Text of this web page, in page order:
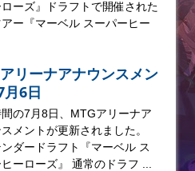
ーズ』ドラフトで開催された
ー『マーベル スーパーヒー
リーナアナウンスメン
月6日
間の7月8日、MTGアリーナア
メントが更新されました。
ンダードラフト『マーベル ス
ーローズ』 通常のドラフ ...